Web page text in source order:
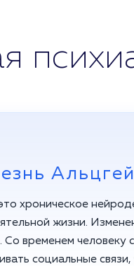
хроническое
жизни.
Со временем человеку
социальные связи,